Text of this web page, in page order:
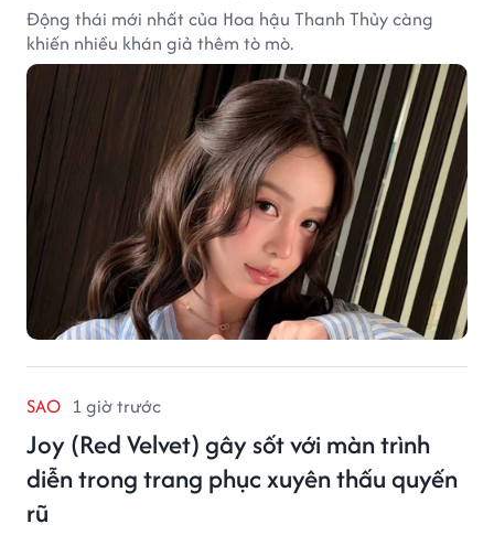
Động thái mới nhất của Hoa hậu Thanh Thủy càng
khiến nhiều khán giả thêm tò mò.
SAO 1 giờ trước
Joy (Red Velvet) gây sốt với màn trình
diễn trong trang phục xuyên thấu quyến
rũ